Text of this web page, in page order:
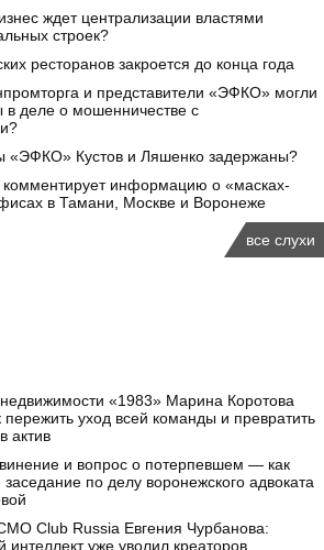
ждет централизации властями
строек?
ресторанов закроется до конца года
и представители «ЭФКО» могли
деле о мошенничестве с
«ЭФКО» Кустов и Ляшенко задержаны?
информацию о «масках-
в Тамани, Москве и Воронеже
все слухи
недвижимости «1983» Марина Коротова
пережить уход всей команды и превратить
актив
и вопрос о потерпевшем — как
по делу воронежского адвоката
Club Russia Евгения Чурбанова:
интеллект уже уволил креаторов.